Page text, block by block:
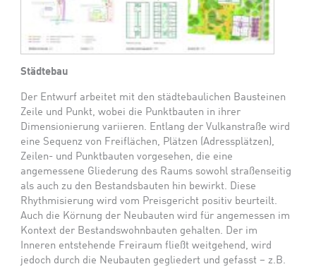
Städtebau
Der Entwurf arbeitet mit den städtebaulichen Bausteinen
Zeile und Punkt, wobei die Punktbauten in ihrer
Dimensionierung variieren. Entlang der Vulkanstraße wird
eine Sequenz von Freiflächen, Plätzen (Adressplätzen),
Zeilen- und Punktbauten vorgesehen, die eine
angemessene Gliederung des Raums sowohl straßenseitig
als auch zu den Bestandsbauten hin bewirkt. Diese
Rhythmisierung wird vom Preisgericht positiv beurteilt.
Auch die Körnung der Neubauten wird für angemessen im
Kontext der Bestandswohnbauten gehalten. Der im
Inneren entstehende Freiraum fließt weitgehend, wird
jedoch durch die Neubauten gegliedert und gefasst – z.B.